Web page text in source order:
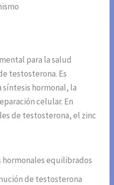
para la salud
testosterona. Es
síntesis hormonal, la
celular. En
de testosterona, el zinc
hormonales equilibrados
de testosterona